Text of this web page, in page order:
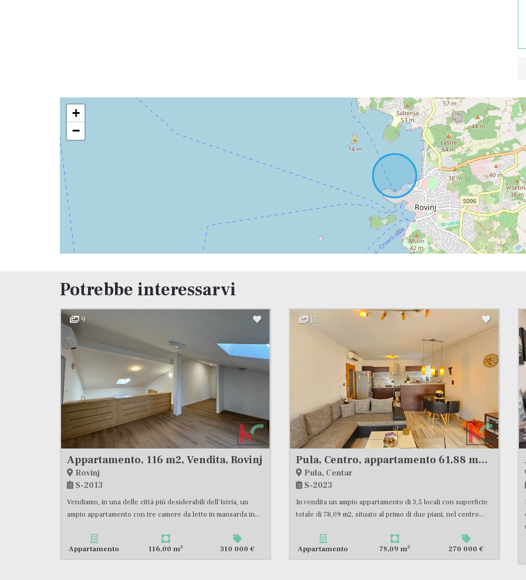
+
−
Potrebbe interessarvi
9
Appartamento, 116 m2, Vendita, Rovinj
Rovinj
S-2013
Vendiamo, in una delle città più desiderabili dell'Istria, un
ampio appartamento con tre camere da letto in mansarda in...
Appartamento 116,00 m2 310 000 €
15
Pula, Centro, appartamento 61,88 m2, quadrilocale nel pieno centro di Pula con parcheggio #vendita
Pula, Centar
S-2023
In vendita un ampio appartamento di 3,5 locali con superficie
totale di 78,09 m2, situato al primo di due piani, nel centro...
Appartamento 78,09 m2 270 000 €